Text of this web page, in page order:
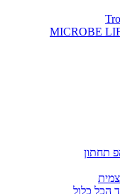
תחתון
הכל כלול